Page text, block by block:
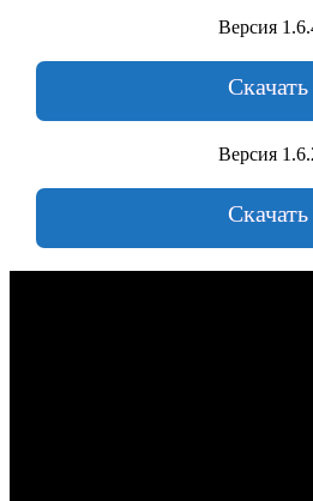
Версия
Скачать
Версия
Скачать